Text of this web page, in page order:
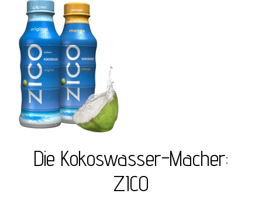
Die Kokoswasser-Macher:
ZICO